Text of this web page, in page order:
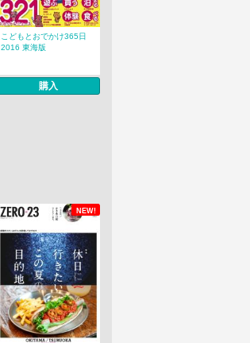
こどもとおでかけ365日
2016 東海版
購入
NEW!